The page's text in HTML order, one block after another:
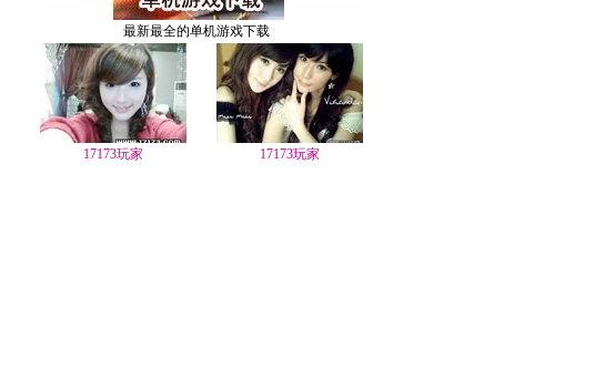
最新最全的单机游戏下载
17173玩家 17173玩家